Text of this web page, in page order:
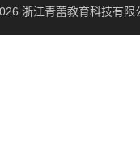
浙江青蕾教育科技有